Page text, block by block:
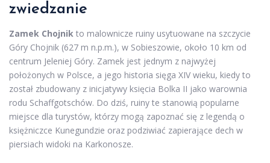
zwiedzanie
Zamek Chojnik to malownicze ruiny usytuowane na szczycie
Góry Chojnik (627 m n.p.m.), w Sobieszowie, około 10 km od
centrum Jeleniej Góry. Zamek jest jednym z najwyżej
położonych w Polsce, a jego historia sięga XIV wieku, kiedy to
został zbudowany z inicjatywy księcia Bolka II jako warownia
rodu Schaffgotschów. Do dziś, ruiny te stanowią popularne
miejsce dla turystów, którzy mogą zapoznać się z legendą o
księżniczce Kunegundzie oraz podziwiać zapierające dech w
piersiach widoki na Karkonosze.